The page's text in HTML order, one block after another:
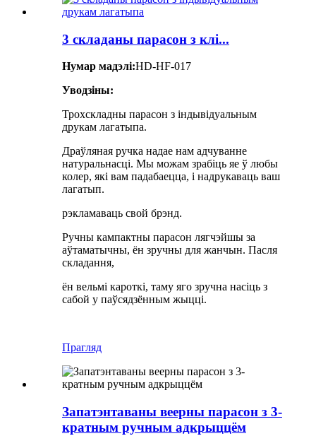
3 складаны парасон з клі...
Нумар мадэлі:HD-HF-017
Уводзіны:
Трохскладны парасон з індывідуальным
друкам лагатыпа.
Драўляная ручка надае нам адчуванне
натуральнасці. Мы можам зрабіць яе ў любы
колер, які вам падабаецца, і надрукаваць ваш
лагатып.
рэкламаваць свой брэнд.
Ручны кампактны парасон лягчэйшы за
аўтаматычны, ён зручны для жанчын. Пасля
складання,
ён вельмі кароткі, таму яго зручна насіць з
сабой у паўсядзённым жыцці.
Прагляд
Запатэнтаваны веерны парасон з 3-
кратным ручным адкрыццём